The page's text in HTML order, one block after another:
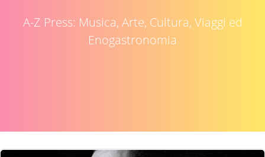
A-Z Press: Musica, Arte, Cultura, Viaggi ed
Enogastronomia